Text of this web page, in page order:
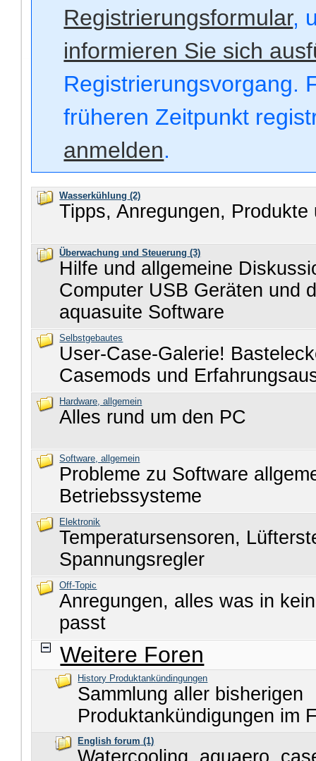
Registrierungsformular,
informieren Sie sich
Registrierungsvorgang.
früheren Zeitpunkt
anmelden.
Wasserkühlung (2)
Tipps, Anregungen, Produkte
Überwachung und Steuerung (3)
Hilfe und allgemeine
Computer USB Geräten und
aquasuite Software
Selbstgebautes
User-Case-Galerie!
Casemods und
Hardware, allgemein
Alles rund um den PC
Software, allgemein
Probleme zu Software
Betriebssysteme
Elektronik
Temperatursensoren,
Spannungsregler
Off-Topic
Anregungen, alles was in
passt
Weitere Foren
History Produktankündingungen
Sammlung aller bisherigen
Produktankündigungen im
English forum (1)
Watercooling, aquaero,